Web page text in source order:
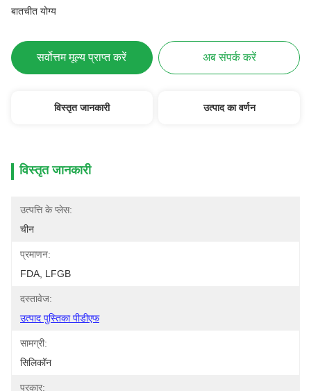
बातचीत योग्य
सर्वोत्तम मूल्य प्राप्त करें अब संपर्क करें
विस्तृत जानकारी उत्पाद का वर्णन
विस्तृत जानकारी
उत्पत्ति के प्लेस:
चीन
प्रमाणन:
FDA, LFGB
दस्तावेज:
उत्पाद पुस्तिका पीडीएफ
सामग्री:
सिलिकॉन
प्रकार: